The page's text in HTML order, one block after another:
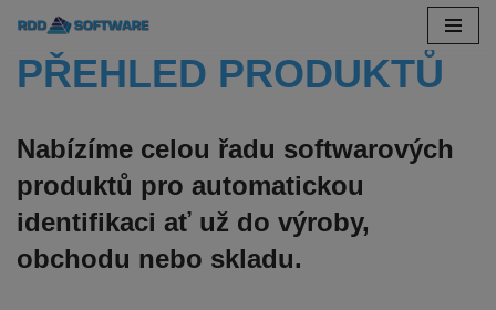
Přeskočit
na
PŘEHLED PRODUKTŮ
Nabízíme celou řadu softwarových
produktů pro automatickou
identifikaci ať už do výroby,
obchodu nebo skladu.